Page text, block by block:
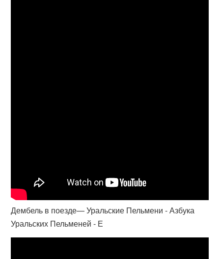
Дембель в поезде— Уральские Пельмени - Азбука
Уральских Пельменей - Е